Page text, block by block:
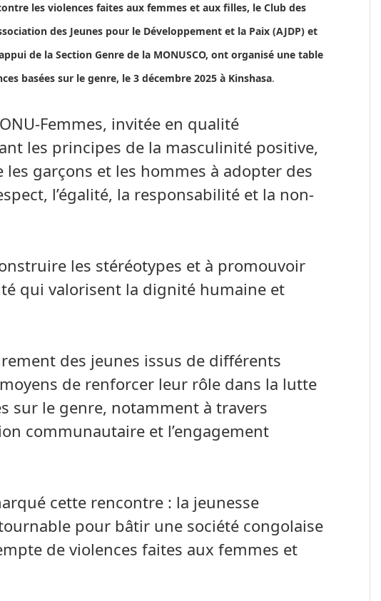
les violences faites aux femmes et aux filles, le Club des
des Jeunes pour le Développement et la Paix (AJDP) et
de la Section Genre de la MONUSCO, ont organisé une table
basées sur le genre, le 3 décembre 2025 à Kinshasa.
Femmes, invitée en qualité
les principes de la masculinité positive,
garçons et les hommes à adopter des
l’égalité, la responsabilité et la non-
les stéréotypes et à promouvoir
qui valorisent la dignité humaine et
des jeunes issus de différents
de renforcer leur rôle dans la lutte
sur le genre, notamment à travers
communautaire et l’engagement
cette rencontre : la jeunesse
pour bâtir une société congolaise
de violences faites aux femmes et